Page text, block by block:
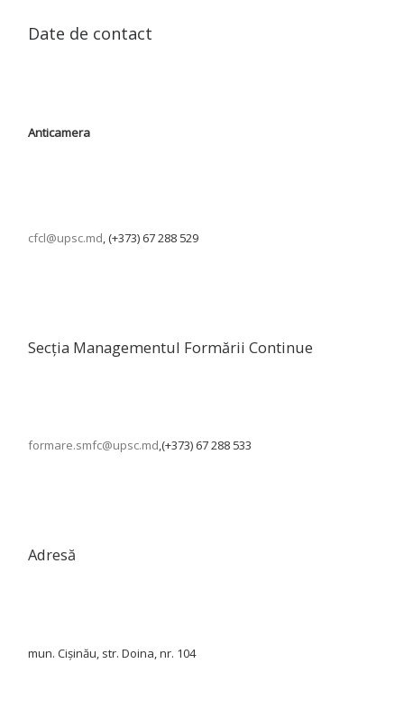
Date de contact
Anticamera
cfcl@upsc.md, (+373) 67 288 529
Secția Managementul Formării Continue
formare.smfc@upsc.md,(+373) 67 288 533
Adresă
mun. Cișinău, str. Doina, nr. 104